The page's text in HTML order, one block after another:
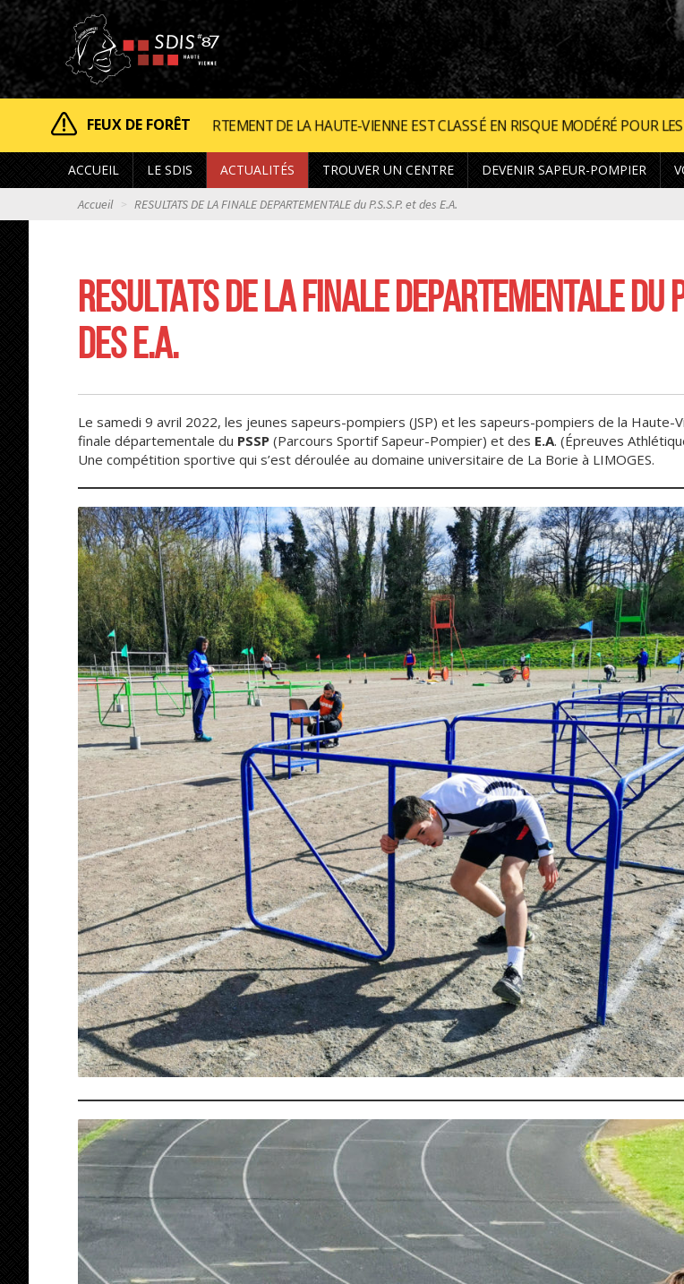
FEUX DE FORÊT
DE LA HAUTE-VIENNE EST CLASSÉ EN RISQUE MODÉRÉ POUR LES FEUX D’ESPACE
ACCUEIL LE SDIS ACTUALITÉS TROUVER UN CENTRE DEVENIR SAPEUR-POMPIER
Accueil RESULTATS DE LA FINALE DEPARTEMENTALE du P.S.S.P. et des E.A.
RESULTATS DE LA FINALE DEPARTEMENTALE DU
DES E.A.
Le samedi 9 avril 2022, les jeunes sapeurs-pompiers (JSP) et les sapeurs-pompiers de la Haute-
finale départementale du PSSP (Parcours Sportif Sapeur-Pompier) et des E.A. (Épreuves
Une compétition sportive qui s’est déroulée au domaine universitaire de La Borie à LIMOGES.